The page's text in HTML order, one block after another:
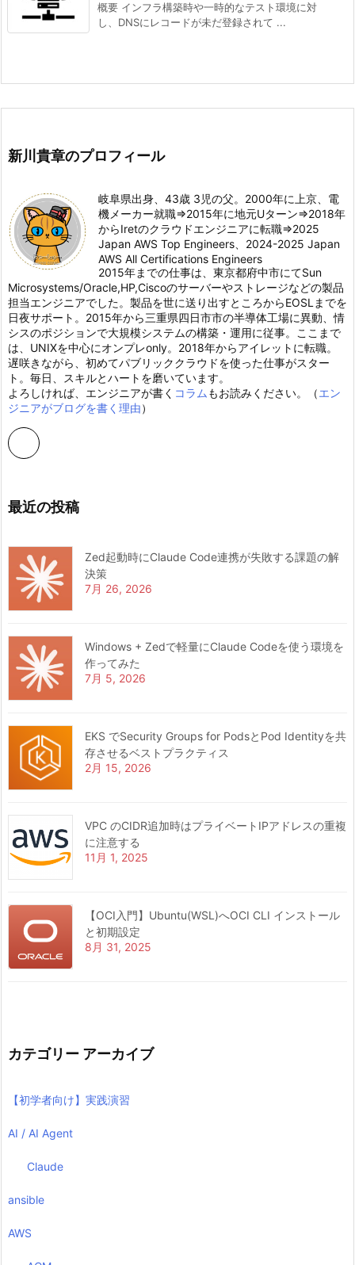
概要 インフラ構築時や一時的なテスト環境に対
し、DNSにレコードが未だ登録されて ...
新川貴章のプロフィール
岐阜県出身、43歳 3児の父。2000年に上京、電
機メーカー就職⇒2015年に地元Uターン⇒2018年
からIretのクラウドエンジニアに転職⇒2025
Japan AWS Top Engineers、2024-2025 Japan
AWS All Certifications Engineers
2015年までの仕事は、東京都府中市にてSun
Microsystems/Oracle,HP,Ciscoのサーバーやストレージなどの製品
担当エンジニアでした。製品を世に送り出すところからEOSLまでを
日夜サポート。2015年から三重県四日市市の半導体工場に異動、情
シスのポジションで大規模システムの構築・運用に従事。ここまで
は、UNIXを中心にオンプレonly。2018年からアイレットに転職。
遅咲きながら、初めてパブリッククラウドを使った仕事がスター
ト。毎日、スキルとハートを磨いています。
よろしければ、エンジニアが書く コラムもお読みください。（エン
ジニアがブログを書く理由）
最近の投稿
Zed起動時にClaude Code連携が失敗する課題の解
決策
7月 26, 2026
Windows + Zedで軽量にClaude Codeを使う環境を
作ってみた
7月 5, 2026
EKS でSecurity Groups for PodsとPod Identityを共
存させるベストプラクティス
2月 15, 2026
VPC のCIDR追加時はプライベートIPアドレスの重複
に注意する
11月 1, 2025
【OCI入門】Ubuntu(WSL)へOCI CLI インストール
と初期設定
8月 31, 2025
カテゴリー アーカイブ
【初学者向け】実践演習
AI / AI Agent
Claude
ansible
AWS